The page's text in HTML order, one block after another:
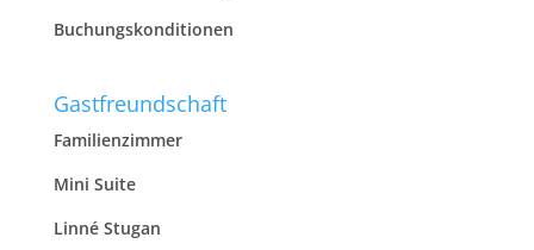
Buchungskonditionen
Gastfreundschaft
Familienzimmer
Mini Suite
Linné Stugan